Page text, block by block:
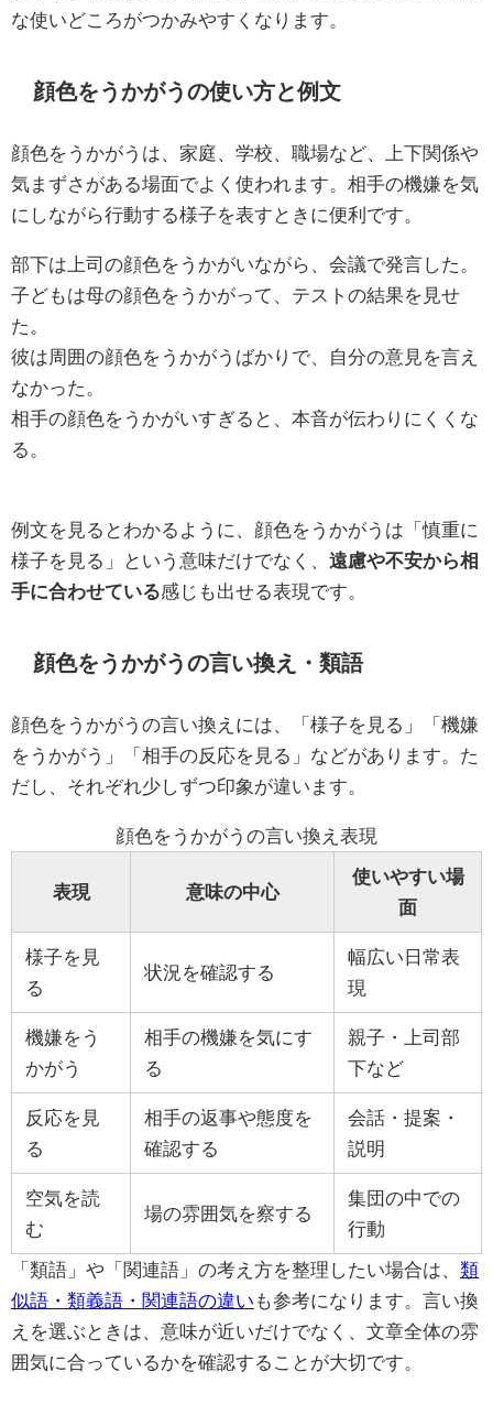
な使いどころがつかみやすくなります。
顔色をうかがうの使い方と例文
顔色をうかがうは、家庭、学校、職場など、上下関係や
気まずさがある場面でよく使われます。相手の機嫌を気
にしながら行動する様子を表すときに便利です。
部下は上司の顔色をうかがいながら、会議で発言した。
子どもは母の顔色をうかがって、テストの結果を見せ
た。
彼は周囲の顔色をうかがうばかりで、自分の意見を言え
なかった。
相手の顔色をうかがいすぎると、本音が伝わりにくくな
る。
例文を見るとわかるように、顔色をうかがうは「慎重に
様子を見る」という意味だけでなく、 遠慮や不安から相
手に合わせている感じも出せる表現です。
顔色をうかがうの言い換え・類語
顔色をうかがうの言い換えには、「様子を見る」「機嫌
をうかがう」「相手の反応を見る」などがあります。た
だし、それぞれ少しずつ印象が違います。
顔色をうかがうの言い換え表現
表現 意味の中心
使いやすい場
面
様子を見
る
状況を確認する
幅広い日常表
現
機嫌をう
かがう
相手の機嫌を気にす
る
親子・上司部
下など
反応を見
る
相手の返事や態度を
確認する
会話・提案・
説明
空気を読
む
場の雰囲気を察する
集団の中での
行動
「類語」や「関連語」の考え方を整理したい場合は、 類
似語・類義語・関連語の違い も参考になります。言い換
えを選ぶときは、意味が近いだけでなく、文章全体の雰
囲気に合っているかを確認することが大切です。